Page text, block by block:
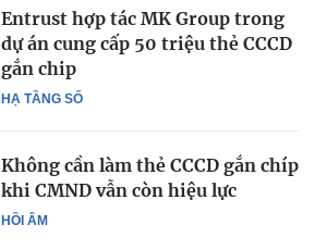
HẠ TẦNG SỐ
Entrust hợp tác MK Group trong
dự án cung cấp 50 triệu thẻ CCCD
gắn chip
HỒI ÂM
Không cần làm thẻ CCCD gắn chíp
khi CMND vẫn còn hiệu lực